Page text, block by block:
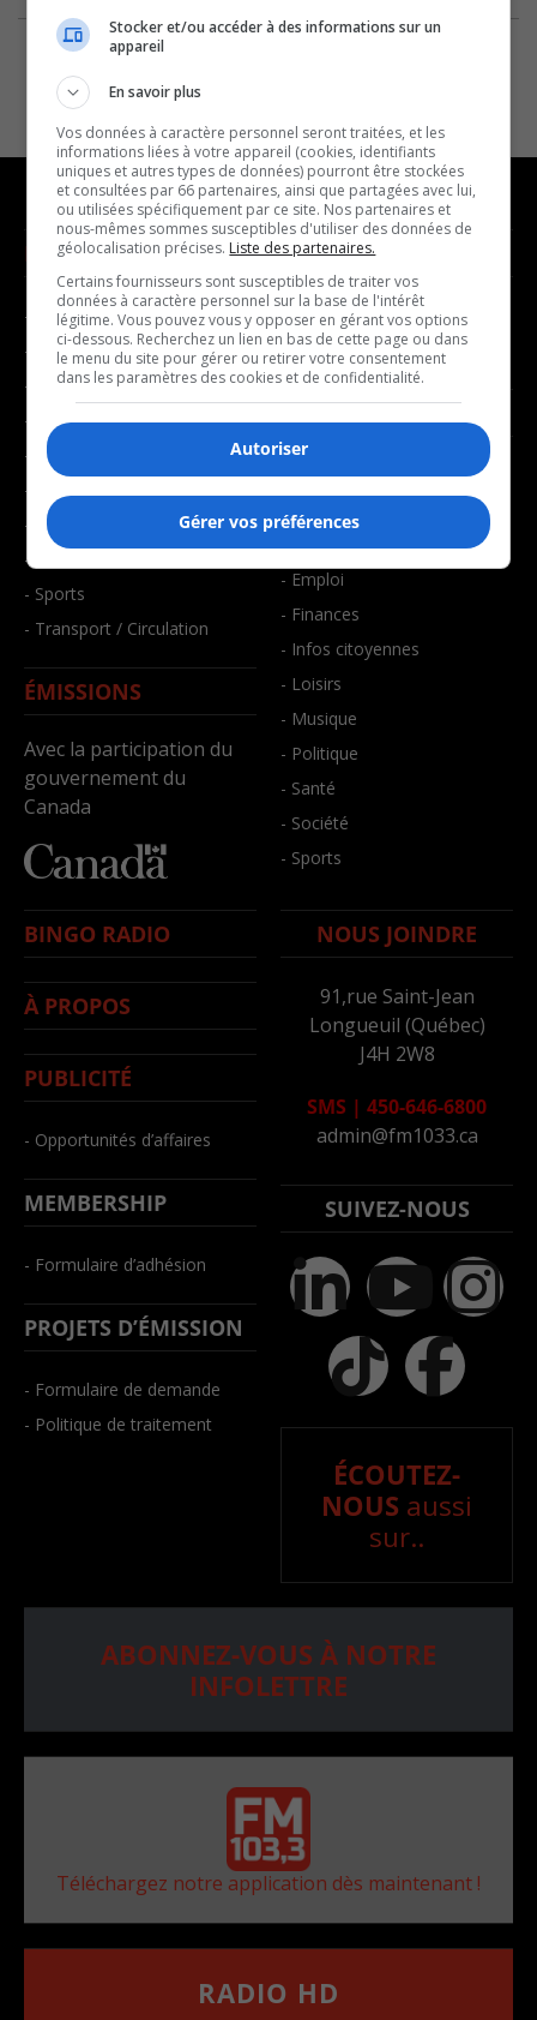
NOUVELLES
- Affaires municipales
- Communauté / Social
- Culture
- Économie
- Éducation
- Environnement
- Faits divers
- Santé et bien-être
- Sports
- Transport / Circulation
ÉMISSIONS
Avec la participation du
gouvernement du
Canada
MUSIQUE
- Décompte franco
- Joué récemment
BALADOS
- Affaires
- Art de vivre
- Bien-être
- Emploi
- Finances
- Infos citoyennes
- Loisirs
- Musique
- Politique
- Santé
- Société
- Sports
BINGO RADIO
À PROPOS
PUBLICITÉ
- Opportunités d’affaires
MEMBERSHIP
- Formulaire d’adhésion
PROJETS D’ÉMISSION
- Formulaire de demande
- Politique de traitement
NOUS JOINDRE
91,rue Saint-Jean
Longueuil (Québec)
J4H 2W8
SMS | 450-646-6800
admin@fm1033.ca
SUIVEZ-NOUS
ÉCOUTEZ-
NOUS aussi
sur..
ABONNEZ-VOUS À NOTRE
INFOLETTRE
Téléchargez notre application dès maintenant !
RADIO HD
Stocker et/ou accéder à des informations sur un
appareil
En savoir plus
Vos données à caractère personnel seront traitées, et les
informations liées à votre appareil (cookies, identifiants
uniques et autres types de données) pourront être stockées
et consultées par 66 partenaires, ainsi que partagées avec lui,
ou utilisées spécifiquement par ce site. Nos partenaires et
nous-mêmes sommes susceptibles d'utiliser des données de
géolocalisation précises. Liste des partenaires.
Certains fournisseurs sont susceptibles de traiter vos
données à caractère personnel sur la base de l'intérêt
légitime. Vous pouvez vous y opposer en gérant vos options
ci-dessous. Recherchez un lien en bas de cette page ou dans
le menu du site pour gérer ou retirer votre consentement
dans les paramètres des cookies et de confidentialité.
Autoriser
Gérer vos préférences